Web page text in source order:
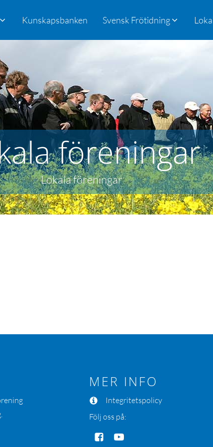
Kunskapsbanken Svensk Frötidning
föreningar
Lokala föreningar
MER INFO
Integritetspolicy
Följ oss på: